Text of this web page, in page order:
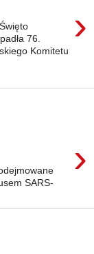
›
76.
Komitetu
›
SARS-